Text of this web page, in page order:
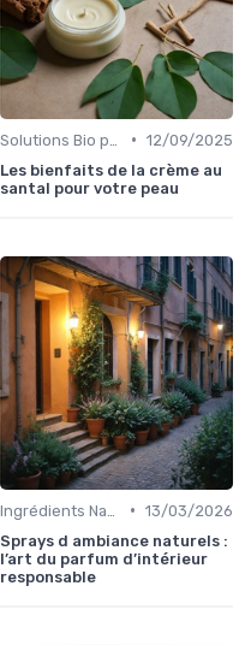
• 12/09/2025
Les bienfaits de la crème au
santal pour votre peau
• 13/03/2026
Sprays d ambiance naturels :
l’art du parfum d’intérieur
responsable